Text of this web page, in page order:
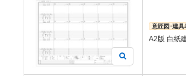
意匠図･建具
A2版 白紙